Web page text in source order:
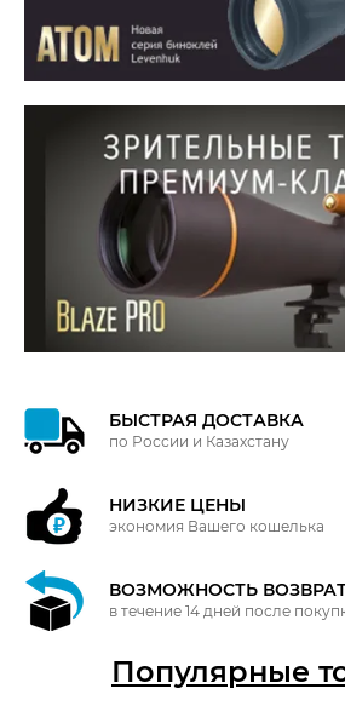
БЫСТРАЯ ДОСТАВКА
по России и Казахстану
НИЗКИЕ ЦЕНЫ
экономия Вашего кошелька
ВОЗМОЖНОСТЬ
в течение 14 дней после
Популярные